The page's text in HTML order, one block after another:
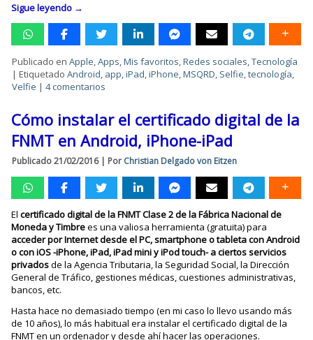
Sigue leyendo →
Publicado en Apple ,Apps ,Mis favoritos ,Redes sociales ,Tecnología
|Etiquetado Android app ,iPad ,iPhone ,MSQRD Selfie ,tecnología
Velfie |4 comentarios
Cómo instalar el certificado digital de la
FNMT en Android, iPhone-iPad
Publicado 21/02/2016| Por Christian Delgado von Eitzen
Elcertificado digital de la FNMT Clase 2 de la Fábrica Nacional de
Moneda y Timbrees una valiosa herramienta (gratuita) para
acceder por Internet desde el PC, smartphone o tableta con Android
o con iOS -iPhone, iPad, iPad mini y iPod touch- a ciertos servicios
privadosde la Agencia Tributaria, la Seguridad Social, la Dirección
General de Tráfico, gestiones médicas, cuestiones administrativas,
bancos, etc.
Hasta hace no demasiado tiempo (en mi caso lo llevo usando más
de 10 años), lo más habitual era instalar el certificado digital de la
FNMT en un ordenador y desde ahí hacer las operaciones.